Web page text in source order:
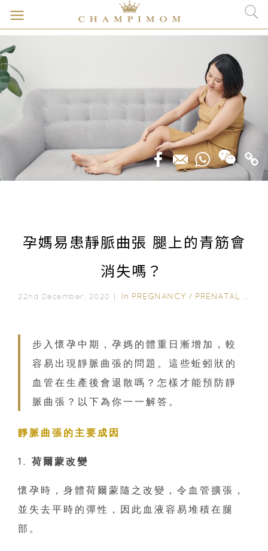
孕媽易患靜脈曲張 腿上的青筋會
消失嗎？
22nd December, 2020｜ In PREGNANCY / PRENATAL CARE
步入懷孕中期，孕媽的體重日漸增加，較
容易出現靜脈曲張的問題。這些蚯蚓狀的
血管在生產後會退散嗎？怎樣才能預防靜
脈曲張？以下為你一一解答。
靜脈曲張的主要成因
1. 荷爾蒙改變
懷孕時，身體荷爾蒙隨之改變，令血管擴張，
並失去平時的彈性，因此血液容易堆積在腿
部。